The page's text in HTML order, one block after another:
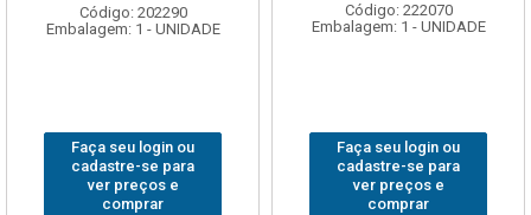
Código: 202290
Embalagem: 1 - UNIDADE
Faça seu login ou
cadastre-se para
ver preços e
comprar
Código: 222070
Embalagem: 1 - UNIDADE
Faça seu login ou
cadastre-se para
ver preços e
comprar